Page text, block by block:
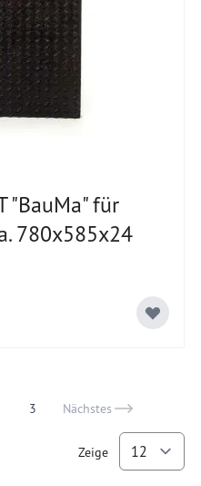
"BauMa" für
780x585x24
You're currently reading page
3 Nächstes
Zeige